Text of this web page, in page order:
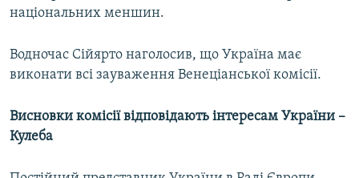
національних меншин.
Водночас Сійярто наголосив, що Україна має
виконати всі зауваження Венеціанської комісії.
Висновки комісії відповідають інтересам України​ –
Кулеба